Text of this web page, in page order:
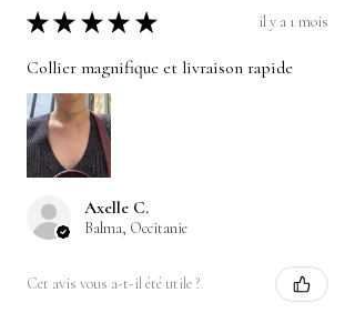
★ ★ ★ ★ ★ il y a 1 mois
Collier magnifique et livraison rapide
Axelle C.
Balma, Occitanie
Cet avis vous a-t-il été utile ?